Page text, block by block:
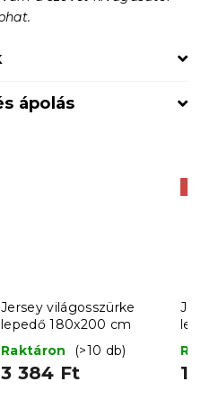
ápolás
Jersey világosszürke
lepedő 180x200 cm
Raktáron
(>10 db)
3 384 Ft 1